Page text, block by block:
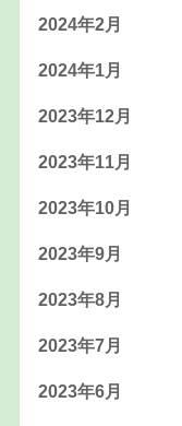
2024年2月
2024年1月
2023年12月
2023年11月
2023年10月
2023年9月
2023年8月
2023年7月
2023年6月